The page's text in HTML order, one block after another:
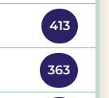
413
363